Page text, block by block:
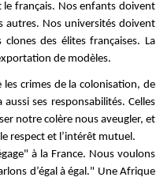
le français. Nos enfants doivent
autres. Nos universités doivent
des élites françaises. La
de modèles.
crimes de la colonisation, de
ses responsabilités. Celles
notre colère nous aveugler, et
respect et l’intérêt mutuel.
à la France. Nous voulons
d’égal à égal." Une Afrique